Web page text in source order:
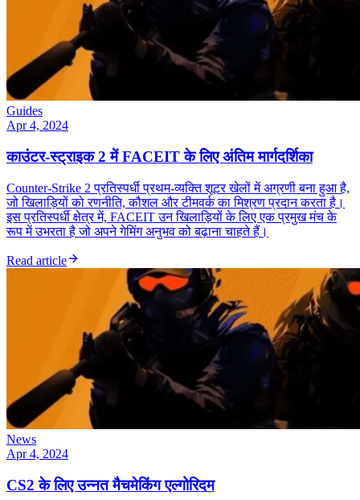
Guides
Apr 4, 2024
काउंटर-स्ट्राइक 2 में FACEIT के लिए अंतिम मार्गदर्शिका
Counter-Strike 2 प्रतिस्पर्धी प्रथम-व्यक्ति शूटर खेलों में अग्रणी बना हुआ है,
जो खिलाड़ियों को रणनीति, कौशल और टीमवर्क का मिश्रण प्रदान करता है।
इस प्रतिस्पर्धी क्षेत्र में, FACEIT उन खिलाड़ियों के लिए एक प्रमुख मंच के
रूप में उभरता है जो अपने गेमिंग अनुभव को बढ़ाना चाहते हैं।
Read article
News
Apr 4, 2024
CS2 के लिए उन्नत मैचमेकिंग एल्गोरिदम